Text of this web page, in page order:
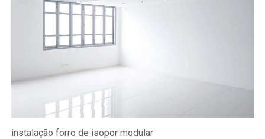
instalação forro de isopor modular